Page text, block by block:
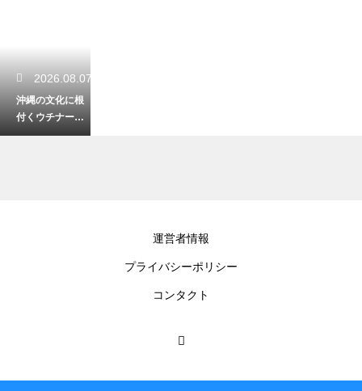
2026.08.07
沖縄の文化に根
付くウチナータ
イム！おおらか
運営者情報
プライバシーポリシー
コンタクト